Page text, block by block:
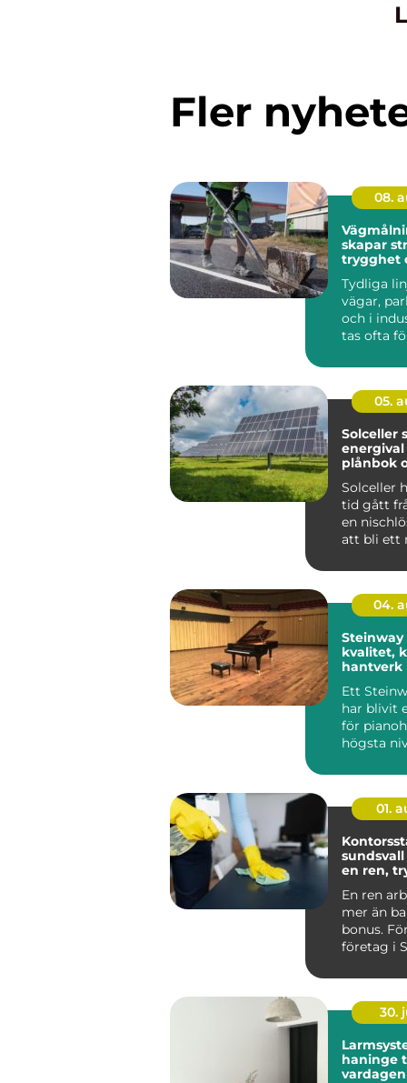
Fler
08.
skapar
trygghet
Tydliga
vägar,
och i
tas ofta
...
05.
Solceller smart
plånbok
Solceller
tid gått
en
att bli ett
04.
Steinway
kvalitet,
hantverk
Ett
har blivit
för
högsta
används
01.
sundsvall så skapas
en ren,
En ren
mer än
bonus.
företag i
30.
haninge trygghet i
vardagen